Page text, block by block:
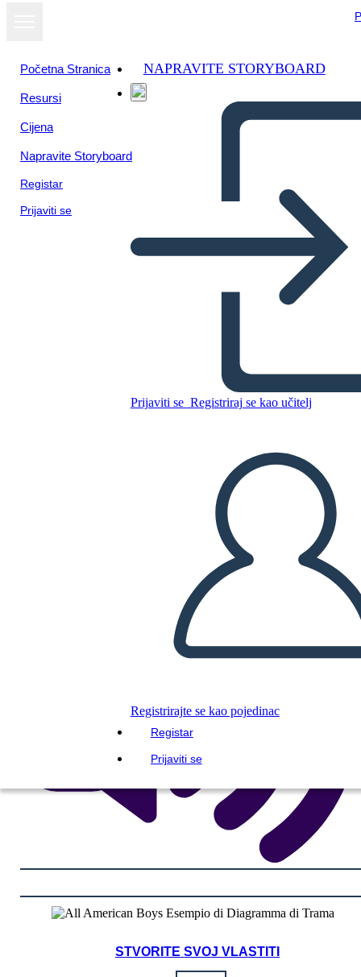
Početna Stranica
Resursi
Cijena
Napravite Storyboard
Registar
Prijaviti se
NAPRAVITE STORYBOARD
Prijaviti se Registriraj se kao učitelj
Registrirajte se kao pojedinac
Registar
Prijaviti se
All American Boys Esempio
di Diagramma di Trama
Kopirajte ovaj Storyboard
IZRADITE PLOČU SCENARIJA
REPRODUCIRAJ DIJAPROJEKCIJU
ČITAJ MI
STVORITE SVOJ VLASTITI